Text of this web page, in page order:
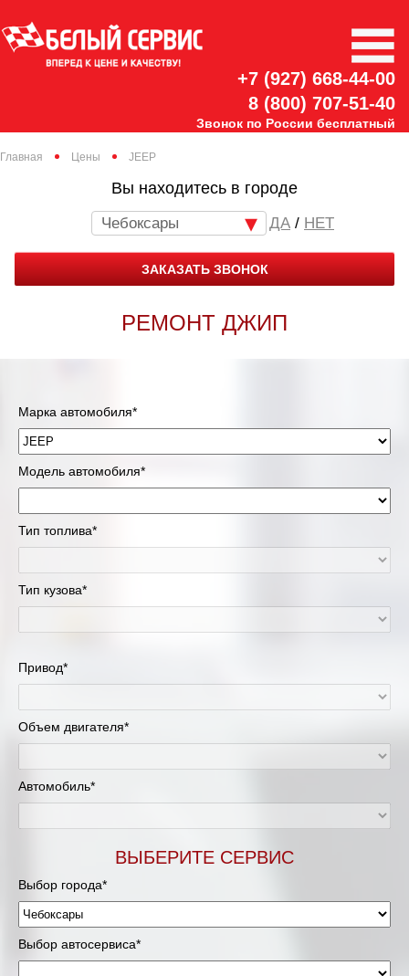
+7 (927) 668-44-00
8 (800) 707-51-40
Звонок по России бесплатный
Главная Цены JEEP
Вы находитесь в городе
Чебоксары / НЕТ
ЗАКАЗАТЬ ЗВОНОК
РЕМОНТ ДЖИП
Марка автомобиля*
Модель автомобиля*
Тип топлива*
Тип кузова*
Привод*
Объем двигателя*
Автомобиль*
ВЫБЕРИТЕ СЕРВИС
Выбор города*
Выбор автосервиса*